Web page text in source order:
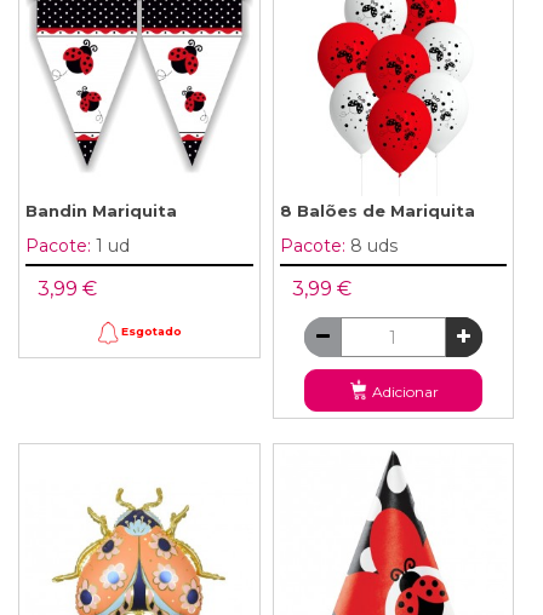
Bandin Mariquita
Pacote: 1 ud
3,99 €
Esgotado
8 Balões de Mariquita
Pacote: 8 uds
3,99 €
Adicionar